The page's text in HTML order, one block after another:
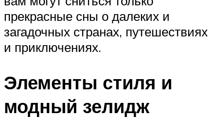
прекрасные сны о далеких и
загадочных странах, путешествиях
и приключениях.
Элементы стиля и
модный зелидж